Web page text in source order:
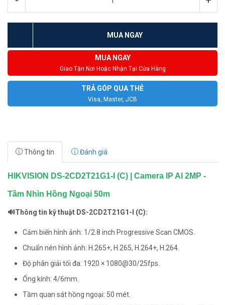
MUA NGAY
MUA NGAY
Giao Tận Nơi Hoặc Nhận Tại Cửa Hàng
TRẢ GÓP QUA THẺ
Visa, Master, JCB
Thông tin Đánh giá
HIKVISION DS-2CD2T21G1-I (C) | Camera IP AI 2MP -
Tầm Nhìn Hồng Ngoại 50m
🔊Thông tin kỹ thuật DS-2CD2T21G1-I (C):
Cảm biến hình ảnh: 1/2.8 inch Progressive Scan CMOS.
Chuẩn nén hình ảnh: H.265+, H.265, H.264+, H.264.
Độ phân giải tối đa: 1920 × 1080@30/25fps.
Ống kính: 4/6mm.
Tầm quan sát hồng ngoại: 50 mét.